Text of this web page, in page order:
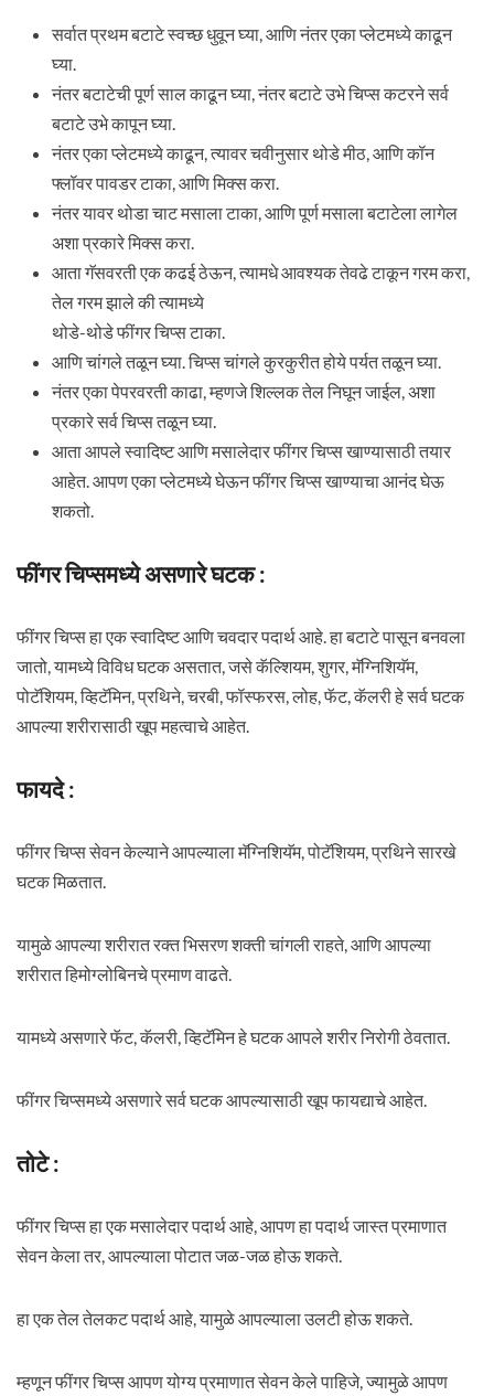
सर्वात प्रथम बटाटे स्वच्छ धुवून घ्या, आणि नंतर एका प्लेटमध्ये काढून
घ्या.
नंतर बटाटेची पूर्ण साल काढून घ्या, नंतर बटाटे उभे चिप्स कटरने सर्व
बटाटे उभे कापून घ्या.
नंतर एका प्लेटमध्ये काढून, त्यावर चवीनुसार थोडे मीठ, आणि कॉन
फ्लॉवर पावडर टाका, आणि मिक्स करा.
नंतर यावर थोडा चाट मसाला टाका, आणि पूर्ण मसाला बटाटेला लागेल
अशा प्रकारे मिक्स करा.
आता गॅसवरती एक कढई ठेऊन, त्यामधे आवश्यक तेवढे टाकून गरम करा,
तेल गरम झाले की त्यामध्ये
थोडे-थोडे फींगर चिप्स टाका.
आणि चांगले तळून घ्या. चिप्स चांगले कुरकुरीत होये पर्यत तळून घ्या.
नंतर एका पेपरवरती काढा, म्हणजे शिल्लक तेल निघून जाईल, अशा
प्रकारे सर्व चिप्स तळून घ्या.
आता आपले स्वादिष्ट आणि मसालेदार फींगर चिप्स खाण्यासाठी तयार
आहेत. आपण एका प्लेटमध्ये घेऊन फींगर चिप्स खाण्याचा आनंद घेऊ
शकतो.
फींगर चिप्समध्ये असणारे घटक :
फींगर चिप्स हा एक स्वादिष्ट आणि चवदार पदार्थ आहे. हा बटाटे पासून बनवला
जातो, यामध्ये विविध घटक असतात, जसे कॅल्शियम, शुगर, मॅग्निशियॅम,
पोटॅशियम, व्हिटॅमिन, प्रथिने, चरबी, फॉस्फरस, लोह, फॅट, कॅलरी हे सर्व घटक
आपल्या शरीरासाठी खूप महत्वाचे आहेत.
फायदे :
फींगर चिप्स सेवन केल्याने आपल्याला मॅग्निशियॅम, पोटॅशियम, प्रथिने सारखे
घटक मिळतात.
यामुळे आपल्या शरीरात रक्त भिसरण शक्ती चांगली राहते, आणि आपल्या
शरीरात हिमोग्लोबिनचे प्रमाण वाढते.
यामध्ये असणारे फॅट, कॅलरी, व्हिटॅमिन हे घटक आपले शरीर निरोगी ठेवतात.
फींगर चिप्समध्ये असणारे सर्व घटक आपल्यासाठी खूप फायद्याचे आहेत.
तोटे :
फींगर चिप्स हा एक मसालेदार पदार्थ आहे, आपण हा पदार्थ जास्त प्रमाणात
सेवन केला तर, आपल्याला पोटात जळ-जळ होऊ शकते.
हा एक तेल तेलकट पदार्थ आहे, यामुळे आपल्याला उलटी होऊ शकते.
म्हणून फींगर चिप्स आपण योग्य प्रमाणात सेवन केले पाहिजे, ज्यामुळे आपण